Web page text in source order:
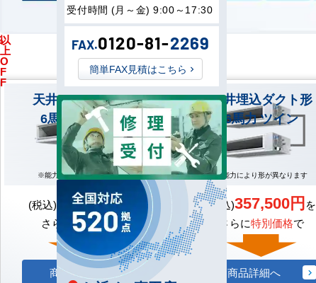
以
上
O
F
F
※能力により形が異なります
天井埋込ダクト形
6馬力 シングル
(税込) 300,300円
さらに特別価格で
商品詳細へ
※能力により形が異なります
天井埋込ダクト形
6馬力 ツイン
(税込)357,500円を
さらに特別価格で
商品詳細へ
受付時間 (月～金) 9:00～17:30
FAX.0120-81-2269
簡単FAX見積はこちら